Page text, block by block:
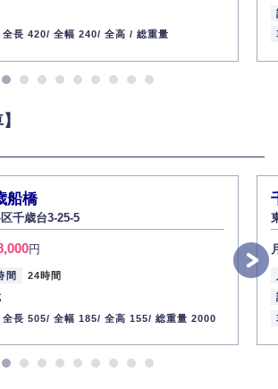
正・削除
の個人情報開示の請求があった場合、すみやかに開
に誤りがあり、ご本人から訂正・追加・削除の請求
教育
情報の取り扱いについての重要性を理解し、より適
教育を実施してまいります。
幸男
全長 420/ 全幅 240/ 全高 / 総重量
船橋
千歳台3-25-5
円
間
24時間
全長 505/ 全幅 185/ 全高 155/ 総重量 2000